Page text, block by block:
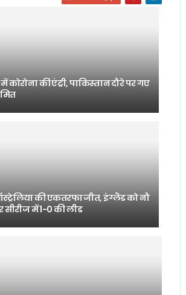
कोरोना की एंट्री, पाकिस्तान दौरे पर गए
की एकतरफा जीत, इंग्लैंड को नौ
सीरीज में 1-0 की लीड